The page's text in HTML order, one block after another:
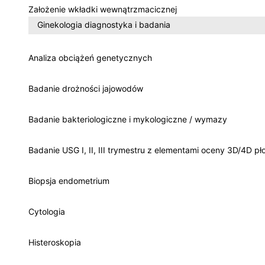
Założenie wkładki wewnątrzmacicznej
Ginekologia diagnostyka i badania
Analiza obciążeń genetycznych
Badanie drożności jajowodów
Badanie bakteriologiczne i mykologiczne / wymazy
Badanie USG I, II, III trymestru z elementami oceny 3D/4D
Biopsja endometrium
Cytologia
Histeroskopia